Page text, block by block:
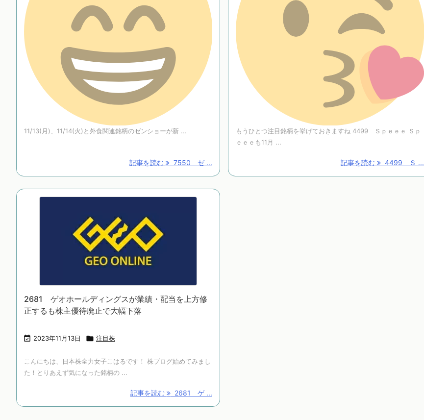
11/13(月)、11/14(火)と外食関連銘柄のゼンショーが新 ...
記事を読む 7550 ゼ ...
もうひとつ注目銘柄を挙げておきますね 4499 Ｓｐｅｅｅ Ｓｐ
ｅｅｅも11月 ...
記事を読む 4499 Ｓ ...
2681 ゲオホールディングスが業績・配当を上方修
正するも株主優待廃止で大幅下落
 2023年11月13日  注目株
こんにちは、日本株全力女子こはるです！ 株ブログ始めてみまし
た！とりあえず気になった銘柄の ...
記事を読む 2681 ゲ ...